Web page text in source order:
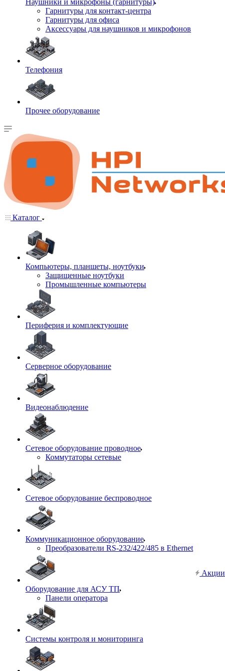
Наушники и микрофоны (гарнитуры)
Гарнитуры для контакт-центра
Гарнитуры для офиса
Аксессуары для наушников и микрофонов
Телефония
Прочее оборудование
Каталог
Компьютеры, планшеты, ноутбуки
Защищенные ноутбуки
Промышленные компьютеры
Периферия и комплектующие
Серверное оборудование
Видеонаблюдение
Сетевое оборудование проводное
Коммутаторы сетевые
Сетевое оборудование беспроводное
Коммуникационное оборудование
Преобразователи RS-232/422/485 в Ethernet
Оборудование для АСУ ТП
Панели оператора
Системы контроля и мониторинга
Акции